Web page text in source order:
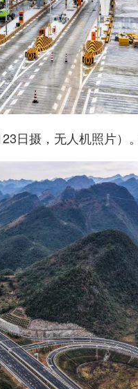
摄，无人机照片）